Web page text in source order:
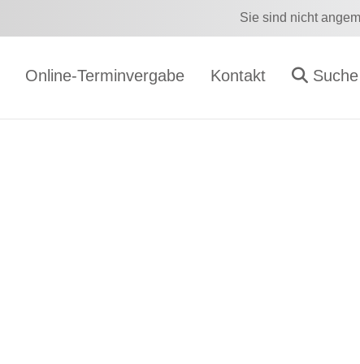
Sie sind nicht
Online-Terminvergabe Kontakt Suche